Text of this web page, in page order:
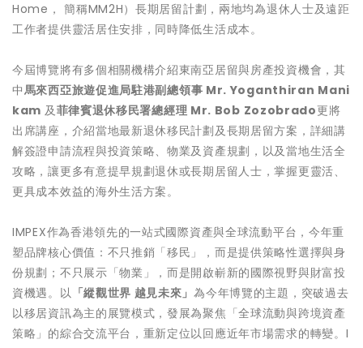
Home， 簡稱MM2H）長期居留計劃，兩地均為退休人士及遠距
工作者提供靈活居住安排，同時降低生活成本。
今屆博覽將有多個相關機構介紹東南亞居留與房產投資機會，其
中馬來西亞旅遊促進局駐港副總領事 Mr. Yoganthiran Mani
kam 及菲律賓退休移民署總經理 Mr. Bob Zozobrado更將
出席講座，介紹當地最新退休移民計劃及長期居留方案，詳細講
解簽證申請流程與投資策略、物業及資產規劃，以及當地生活全
攻略，讓更多有意提早規劃退休或長期居留人士，掌握更靈活、
更具成本效益的海外生活方案。
IMPEX作為香港領先的一站式國際資產與全球流動平台，今年重
塑品牌核心價值：不只推銷「移⺠」，而是提供策略性選擇與⾝
份規劃；不只展⽰「物業」，而是開啟嶄新的國際視野與財富投
資機遇。以 「縱觀世界 越見未來」為今年博覽的主題，突破過去
以移居資訊為主的展覽模式，發展為聚焦「全球流動與跨境資產
策略」的綜合交流平台，重新定位以回應近年市場需求的轉變。I